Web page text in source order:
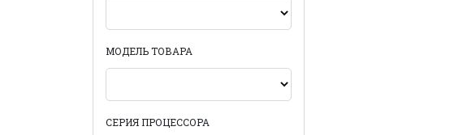
МОДЕЛЬ ТОВАРА
СЕРИЯ ПРОЦЕССОРА